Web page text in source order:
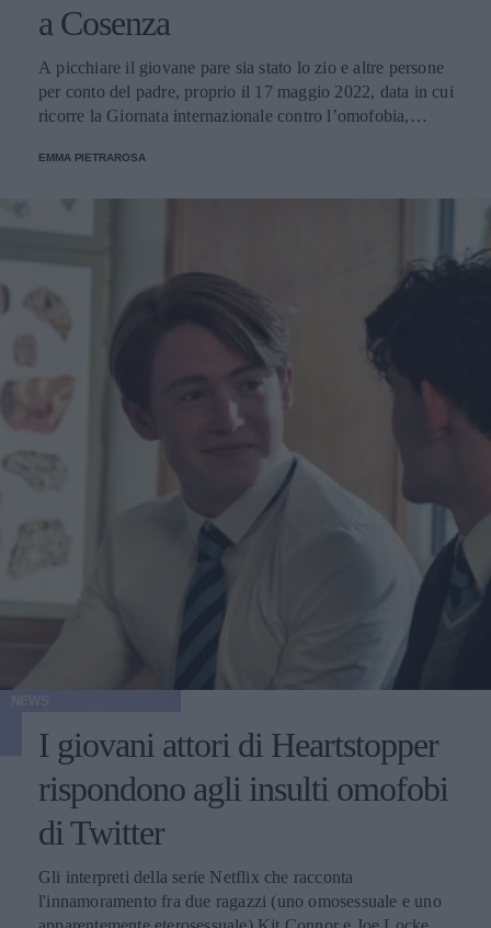
a Cosenza
A picchiare il giovane pare sia stato lo zio e altre persone
per conto del padre, proprio il 17 maggio 2022, data in cui
ricorre la Giornata internazionale contro l’omofobia,
sono state riscontrate quattro costole rotte, varie lesioni e il
EMMA PIETRAROSA
I giovani attori di Heartstopper
rispondono agli insulti omofobi
di Twitter
Gli interpreti della serie Netflix che racconta
l'innamoramento fra due ragazzi (uno omosessuale e uno